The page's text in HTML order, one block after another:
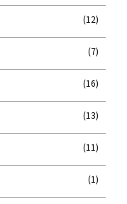
(12)
(7)
(16)
(13)
(11)
(1)